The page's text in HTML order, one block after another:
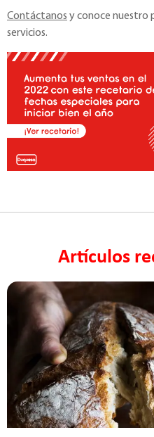
Contáctanos y conoce
servicios.
Artículos